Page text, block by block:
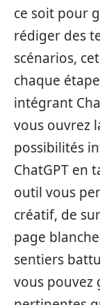
ce soit pour
rédiger des
scénarios,
chaque
intégrant
vous ouvrez
possibilités
ChatGPT en
outil vous
créatif, de
page
sentiers
vous pouvez